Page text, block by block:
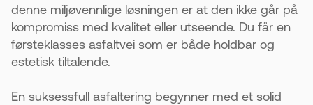
denne miljøvennlige løsningen er at den ikke går på
kompromiss med kvalitet eller utseende. Du får en
førsteklasses asfaltvei som er både holdbar og
estetisk tiltalende.
En suksessfull asfaltering begynner med et solid